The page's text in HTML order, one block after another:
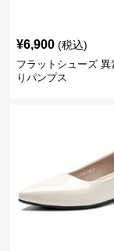
¥6,900 (税込)
フラットシューズ 異
りパンプス